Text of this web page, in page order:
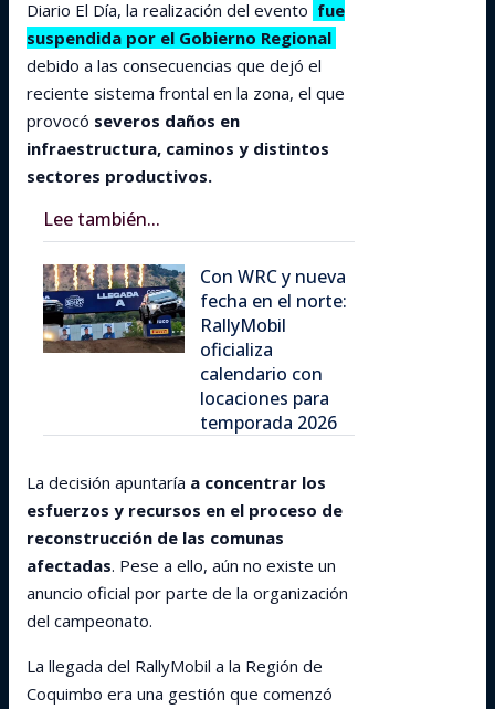
Diario El Día, la realización del evento fue
suspendida por el Gobierno Regional
debido a las consecuencias que dejó el
reciente sistema frontal en la zona, el que
provocó severos daños en
infraestructura, caminos y distintos
sectores productivos.
Lee también...
Con WRC y nueva
fecha en el norte:
RallyMobil
oficializa
calendario con
locaciones para
temporada 2026
La decisión apuntaría a concentrar los
esfuerzos y recursos en el proceso de
reconstrucción de las comunas
afectadas. Pese a ello, aún no existe un
anuncio oficial por parte de la organización
del campeonato.
La llegada del RallyMobil a la Región de
Coquimbo era una gestión que comenzó